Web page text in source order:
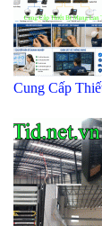
Cung Cấp